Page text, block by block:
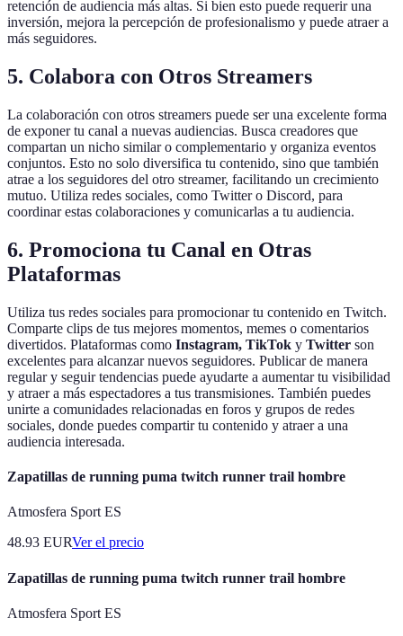
retención de audiencia más altas. Si bien esto puede requerir una
inversión, mejora la percepción de profesionalismo y puede atraer a
más seguidores.
5. Colabora con Otros Streamers
La colaboración con otros streamers puede ser una excelente forma
de exponer tu canal a nuevas audiencias. Busca creadores que
compartan un nicho similar o complementario y organiza eventos
conjuntos. Esto no solo diversifica tu contenido, sino que también
atrae a los seguidores del otro streamer, facilitando un crecimiento
mutuo. Utiliza redes sociales, como Twitter o Discord, para
coordinar estas colaboraciones y comunicarlas a tu audiencia.
6. Promociona tu Canal en Otras
Plataformas
Utiliza tus redes sociales para promocionar tu contenido en Twitch.
Comparte clips de tus mejores momentos, memes o comentarios
divertidos. Plataformas como Instagram, TikTok y Twitter son
excelentes para alcanzar nuevos seguidores. Publicar de manera
regular y seguir tendencias puede ayudarte a aumentar tu visibilidad
y atraer a más espectadores a tus transmisiones. También puedes
unirte a comunidades relacionadas en foros y grupos de redes
sociales, donde puedes compartir tu contenido y atraer a una
audiencia interesada.
Zapatillas de running puma twitch runner trail hombre
Atmosfera Sport ES
48.93 EURVer el precio
Zapatillas de running puma twitch runner trail hombre
Atmosfera Sport ES